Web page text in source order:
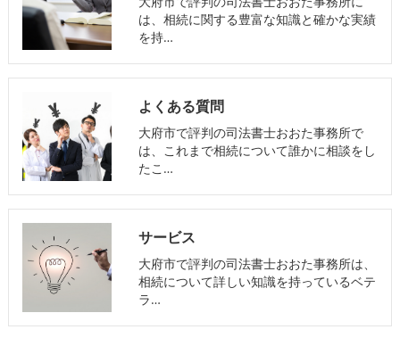
は、相続に関する豊富な知識と確かな実績
を持…
よくある質問
大府市で評判の司法書士おおた事務所で
は、これまで相続について誰かに相談をし
たこ…
サービス
大府市で評判の司法書士おおた事務所は、
相続について詳しい知識を持っているベテ
ラ…